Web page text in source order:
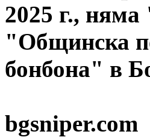
2025 г.,
"Общинска
бонбона" в
bgsniper.com